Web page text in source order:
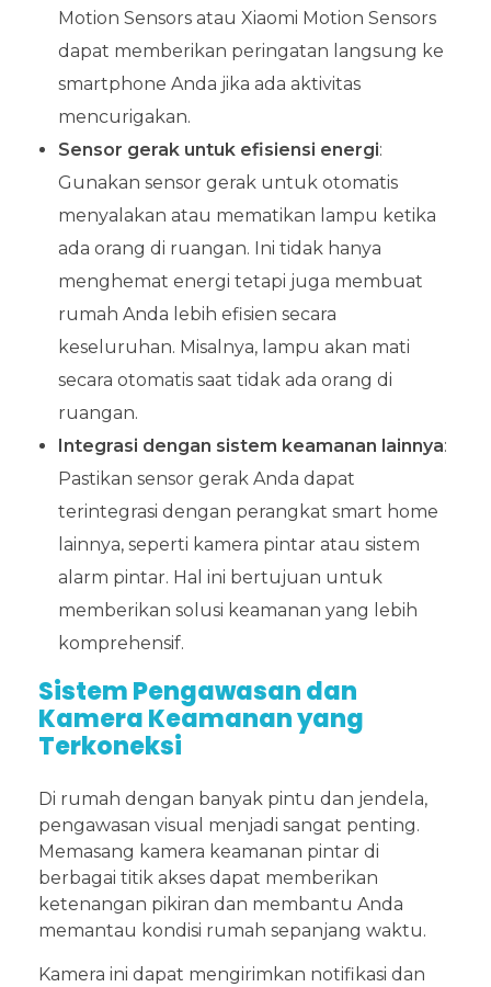
Motion Sensors atau Xiaomi Motion Sensors
dapat memberikan peringatan langsung ke
smartphone Anda jika ada aktivitas
mencurigakan.
Sensor gerak untuk efisiensi energi:
Gunakan sensor gerak untuk otomatis
menyalakan atau mematikan lampu ketika
ada orang di ruangan. Ini tidak hanya
menghemat energi tetapi juga membuat
rumah Anda lebih efisien secara
keseluruhan. Misalnya, lampu akan mati
secara otomatis saat tidak ada orang di
ruangan.
Integrasi dengan sistem keamanan lainnya:
Pastikan sensor gerak Anda dapat
terintegrasi dengan perangkat smart home
lainnya, seperti kamera pintar atau sistem
alarm pintar. Hal ini bertujuan untuk
memberikan solusi keamanan yang lebih
komprehensif.
Sistem Pengawasan dan
Kamera Keamanan yang
Terkoneksi
Di rumah dengan banyak pintu dan jendela,
pengawasan visual menjadi sangat penting.
Memasang kamera keamanan pintar di
berbagai titik akses dapat memberikan
ketenangan pikiran dan membantu Anda
memantau kondisi rumah sepanjang waktu.
Kamera ini dapat mengirimkan notifikasi dan